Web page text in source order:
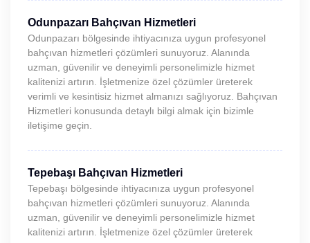
Odunpazarı Bahçıvan Hizmetleri
Odunpazarı bölgesinde ihtiyacınıza uygun profesyonel
bahçıvan hizmetleri çözümleri sunuyoruz. Alanında
uzman, güvenilir ve deneyimli personelimizle hizmet
kalitenizi artırın. İşletmenize özel çözümler üreterek
verimli ve kesintisiz hizmet almanızı sağlıyoruz. Bahçıvan
Hizmetleri konusunda detaylı bilgi almak için bizimle
iletişime geçin.
Tepebaşı Bahçıvan Hizmetleri
Tepebaşı bölgesinde ihtiyacınıza uygun profesyonel
bahçıvan hizmetleri çözümleri sunuyoruz. Alanında
uzman, güvenilir ve deneyimli personelimizle hizmet
kalitenizi artırın. İşletmenize özel çözümler üreterek